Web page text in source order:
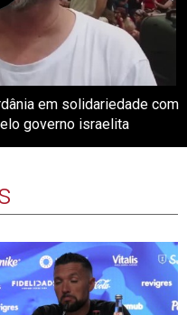
em solidariedade com
governo israelita